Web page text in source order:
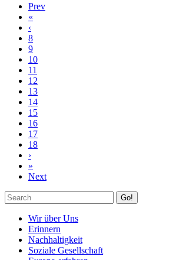
Prev
«
‹
8
9
10
11
12
13
14
15
16
17
18
›
»
Next
Go!
Wir über Uns
Erinnern
Nachhaltigkeit
Soziale Gesellschaft